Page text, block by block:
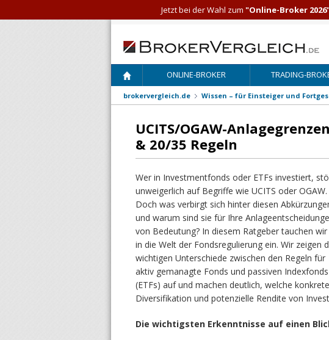
ONLINE-BROKER TRADING-
brokervergleich.de Wissen – für Einsteiger und
UCITS/OGAW-
& 20/35 Regeln
Wer in Investmentfonds oder ETFs investiert,
unweigerlich auf Begriffe wie UCITS oder OGAW.
Doch was verbirgt sich hinter diesen
und warum sind sie für Ihre
von Bedeutung? In diesem Ratgeber tauchen
in die Welt der Fondsregulierung ein. Wir zeigen
wichtigen Unterschiede zwischen den Regeln für
aktiv gemanagte Fonds und passiven Indexfonds
(ETFs) auf und machen deutlich, welche
Diversifikation und potenzielle Rendite von
Die wichtigsten Erkenntnisse auf einen
Jetzt bei der Wahl zum "Online-Broker